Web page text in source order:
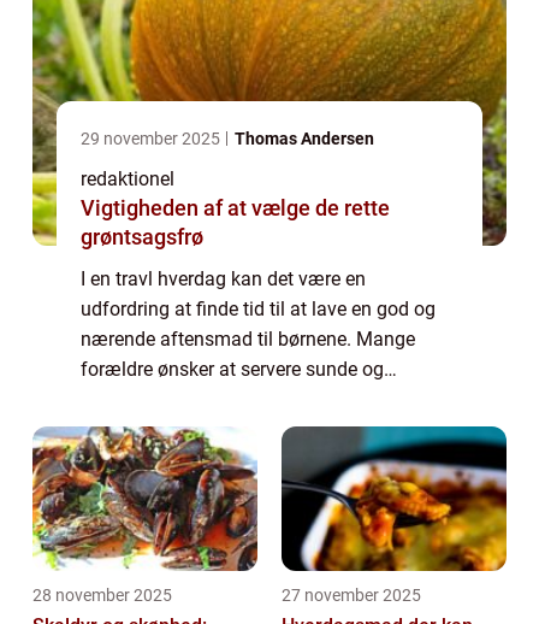
29 november 2025 Thomas Andersen
redaktionel
Vigtigheden af at vælge de rette
grøntsagsfrø
I en travl hverdag kan det være en
udfordring at finde tid til at lave en god og
nærende aftensmad til børnene. Mange
forældre ønsker at servere sunde og
svært at finde tiden og energien til at lave
mad fra bund...
28 november 2025 27 november 2025